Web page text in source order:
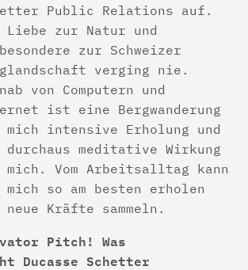
Public Relations auf.
Liebe zur Natur und
zur Schweizer
verging nie.
von Computern und
ist eine Bergwanderung
intensive Erholung und
durchaus meditative Wirkung
mich. Vom Arbeitsalltag kann
so am besten erholen
neue Kräfte sammeln.
Pitch! Was
Ducasse Schetter